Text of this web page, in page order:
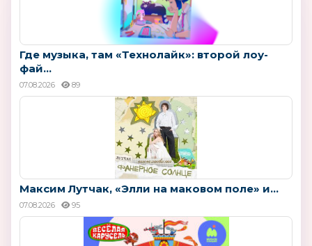
Где музыка, там «Технолайк»: второй лоу-
фай...
07.08.2026 89
Максим Лутчак, «Элли на маковом поле» и...
07.08.2026 95